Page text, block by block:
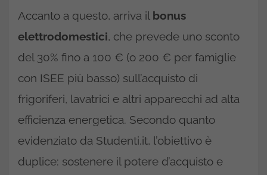
Accanto a questo, arriva il bonus
elettrodomestici, che prevede uno sconto
del 30% fino a 100 € (o 200 € per famiglie
con ISEE più basso) sull’acquisto di
frigoriferi, lavatrici e altri apparecchi ad alta
efficienza energetica. Secondo quanto
evidenziato da Studenti.it, l’obiettivo è
duplice: sostenere il potere d’acquisto e